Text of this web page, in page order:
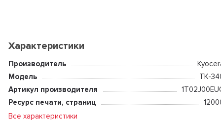
Характеристики
Производитель
Модель
TK-
Артикул производителя
Ресурс печати, страниц
Все характеристики